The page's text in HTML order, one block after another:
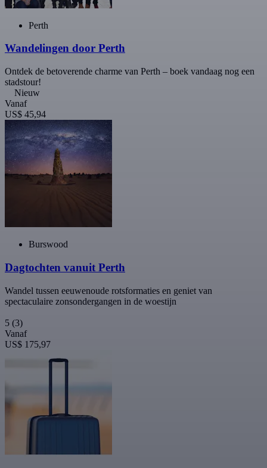
Perth
Wandelingen door Perth
Ontdek de betoverende charme van Perth – boek vandaag nog een
stadstour!
Nieuw
Vanaf
US$ 45,94
Burswood
Dagtochten vanuit Perth
Wandel tussen eeuwenoude rotsformaties en geniet van
spectaculaire zonsondergangen in de woestijn
5 (3)
Vanaf
US$ 175,97